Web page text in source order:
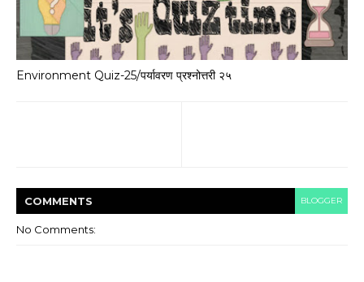
Environment Quiz-25/पर्यावरण प्रश्नोत्तरी २५
COMMENTS BLOGGER
No Comments: